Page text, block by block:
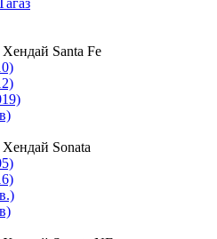
Santa Fe
Sonata